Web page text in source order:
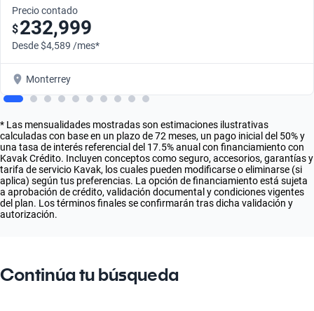
Precio contado
$232,999
Desde $4,589 /mes*
Monterrey
* Las mensualidades mostradas son estimaciones ilustrativas
calculadas con base en un plazo de 72 meses, un pago inicial del 50% y
una tasa de interés referencial del 17.5% anual con financiamiento con
Kavak Crédito. Incluyen conceptos como seguro, accesorios, garantías y
tarifa de servicio Kavak, los cuales pueden modificarse o eliminarse (si
aplica) según tus preferencias. La opción de financiamiento está sujeta
a aprobación de crédito, validación documental y condiciones vigentes
del plan. Los términos finales se confirmarán tras dicha validación y
autorización.
Continúa tu búsqueda